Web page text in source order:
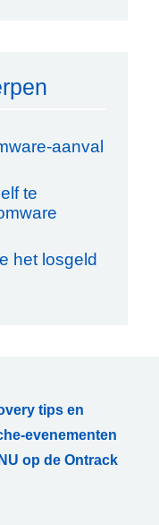
aanval
te
het losgeld
tips en
evenementen
op de Ontrack